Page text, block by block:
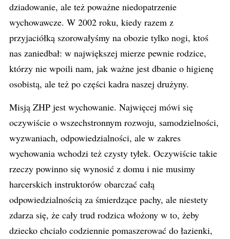
dziadowanie, ale też poważne niedopatrzenie
wychowawcze. W 2002 roku, kiedy razem z
przyjaciółką szorowałyśmy na obozie tylko nogi, ktoś
nas zaniedbał: w największej mierze pewnie rodzice,
którzy nie wpoili nam, jak ważne jest dbanie o higienę
osobistą, ale też po części kadra naszej drużyny.
Misją ZHP jest wychowanie. Najwięcej mówi się
oczywiście o wszechstronnym rozwoju, samodzielności,
wyzwaniach, odpowiedzialności, ale w zakres
wychowania wchodzi też czysty tyłek. Oczywiście takie
rzeczy powinno się wynosić z domu i nie musimy
harcerskich instruktorów obarczać całą
odpowiedzialnością za śmierdzące pachy, ale niestety
zdarza się, że cały trud rodzica włożony w to, żeby
dziecko chciało codziennie pomaszerować do łazienki,